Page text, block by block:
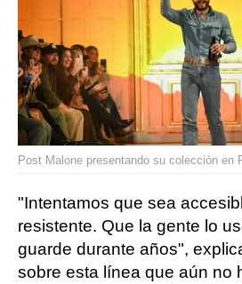
Post Malone presentando su colección en
"Intentamos que sea
resistente. Que la gente lo
guarde durante años",
sobre esta línea que aún no